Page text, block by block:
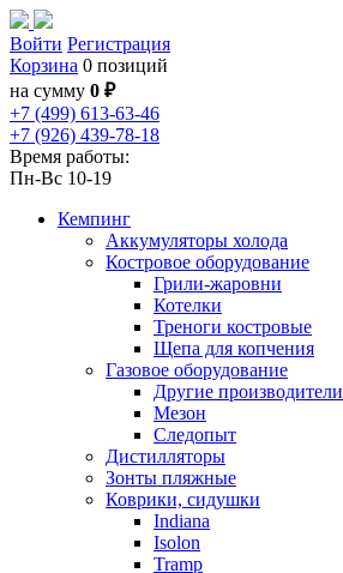
Войти Регистрация
Корзина 0 позиций
на сумму 0 ₽
+7 (499) 613-63-46
+7 (926) 439-78-18
Время работы:
Пн-Вс 10-19
Кемпинг
Аккумуляторы холода
Костровое оборудование
Грили-жаровни
Котелки
Треноги костровые
Щепа для копчения
Газовое оборудование
Другие производители
Мезон
Следопыт
Дистилляторы
Зонты пляжные
Коврики, сидушки
Indiana
Isolon
Tramp